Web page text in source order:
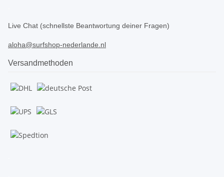
Live Chat (schnellste Beantwortung deiner Fragen)
aloha@surfshop-nederlande.nl
Versandmethoden